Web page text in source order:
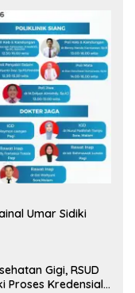
Umar Sidiki
Gigi, RSUD
Proses Kredensial